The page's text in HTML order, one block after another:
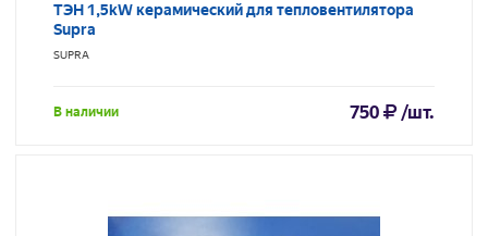
ТЭН 1,5kW керамический для тепловентилятора
Supra
SUPRA
В наличии 750 /шт.